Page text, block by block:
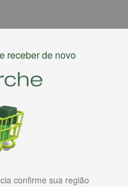
afora.
gelada.
receber de novo
confirme sua região